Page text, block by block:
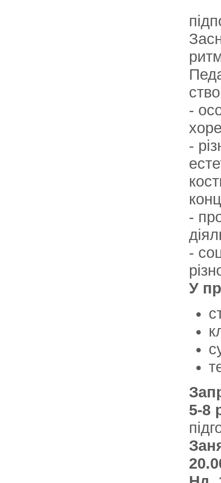
-
-
-
-
У
5-8